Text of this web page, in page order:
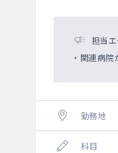
担当
・関連病
勤務地
科目